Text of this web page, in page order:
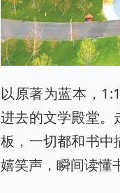
以原著为蓝本，
进去的文学殿堂。
板，一切都和书中
嬉笑声，瞬间读懂